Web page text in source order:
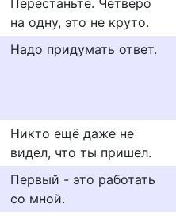
Перестаньте. Четверо
на одну, это не круто.
Надо придумать ответ.
Никто ещё даже не
видел, что ты пришел.
Первый - это работать
со мной.